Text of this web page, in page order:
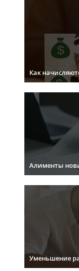
Как
Алименты
Уменьшение